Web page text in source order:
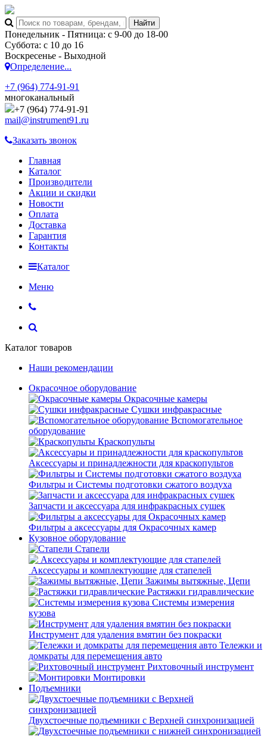
Понедельник - Пятница: с 9-00 до 18-00
Суббота: с 10 до 16
Воскресенье - Выходной
Определение...
+7 (964) 774-91-91
многоканальный
+7 (964) 774-91-91
mail@instrument91.ru
Заказать звонок
Главная
Каталог
Производители
Акции и скидки
Новости
Оплата
Доставка
Гарантия
Контакты
Каталог
Меню
Каталог товаров
Наши рекомендации
Окрасочное оборудование
Окрасочные камеры
Сушки инфракрасные
Вспомогательное
оборудование
Краскопульты
Аксессуары и принадлежности для краскопультов
Фильтры и Системы подготовки сжатого воздуха
Запчасти и аксессуара для инфракрасных сушек
Фильтры а аксессуары для Окрасочных камер
Кузовное оборудование
Стапели
Аксессуары и комплектующие для стапелей
Зажимы вытяжные, Цепи
Растяжки гидравлические
Системы измерения
кузова
Инструмент для удаления вмятин без покраски
Тележки и
домкраты для перемещения авто
Рихтовочный инструмент
Монтировки
Подъемники
Двухстоечные подъемники с Верхней синхронизацией